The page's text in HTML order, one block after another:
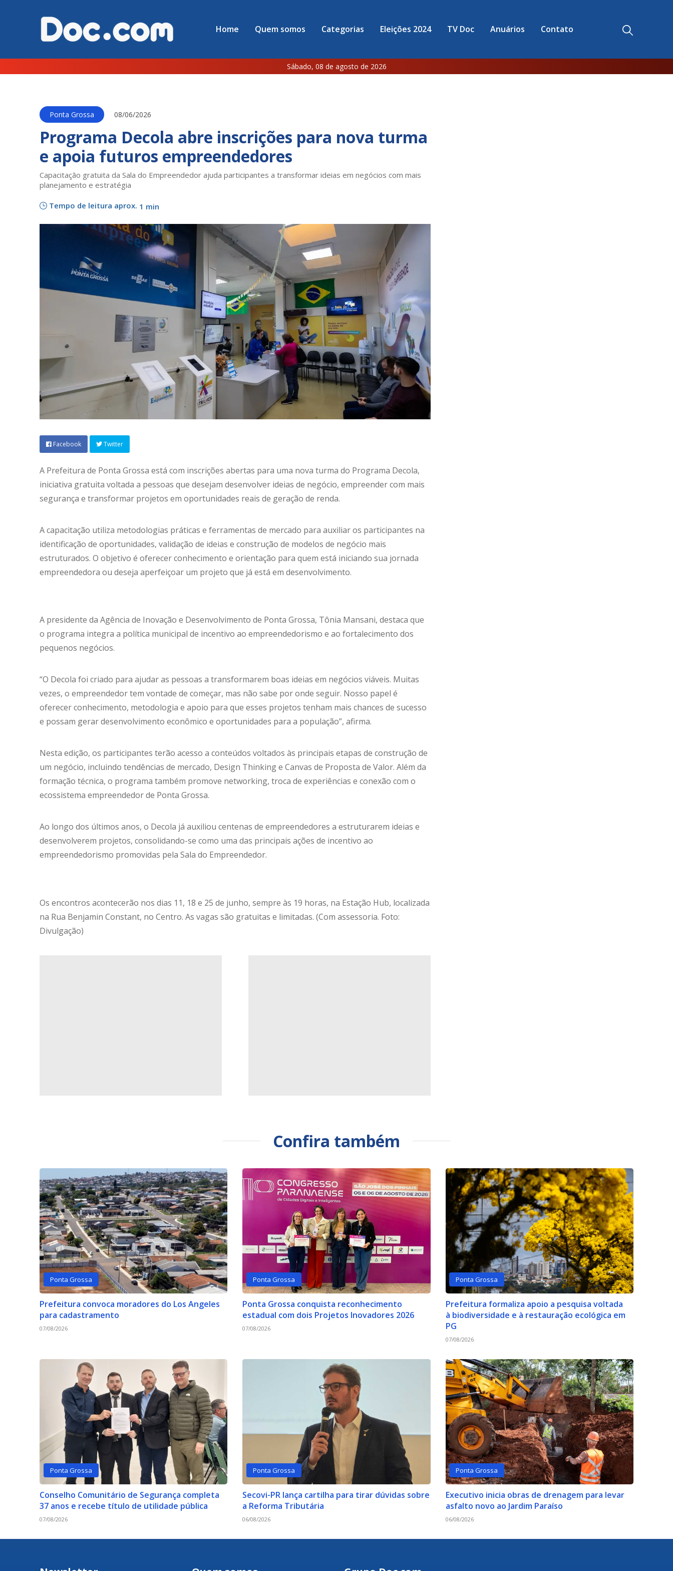
Home Quem somos Categorias Eleições 2024 TV Doc Anuários Contato
Sábado, 08 de agosto de 2026
Ponta Grossa 08/06/2026
Programa Decola abre inscrições para nova turma
e apoia futuros empreendedores
Capacitação gratuita da Sala do Empreendedor ajuda participantes a transformar ideias em negócios com mais
planejamento e estratégia
Tempo de leitura aprox. 1 min
Facebook Twitter
A Prefeitura de Ponta Grossa está com inscrições abertas para uma nova turma do Programa Decola,
iniciativa gratuita voltada a pessoas que desejam desenvolver ideias de negócio, empreender com mais
segurança e transformar projetos em oportunidades reais de geração de renda.
A capacitação utiliza metodologias práticas e ferramentas de mercado para auxiliar os participantes na
identificação de oportunidades, validação de ideias e construção de modelos de negócio mais
estruturados. O objetivo é oferecer conhecimento e orientação para quem está iniciando sua jornada
empreendedora ou deseja aperfeiçoar um projeto que já está em desenvolvimento.
A presidente da Agência de Inovação e Desenvolvimento de Ponta Grossa, Tônia Mansani, destaca que
o programa integra a política municipal de incentivo ao empreendedorismo e ao fortalecimento dos
pequenos negócios.
“O Decola foi criado para ajudar as pessoas a transformarem boas ideias em negócios viáveis. Muitas
vezes, o empreendedor tem vontade de começar, mas não sabe por onde seguir. Nosso papel é
oferecer conhecimento, metodologia e apoio para que esses projetos tenham mais chances de sucesso
e possam gerar desenvolvimento econômico e oportunidades para a população”, afirma.
Nesta edição, os participantes terão acesso a conteúdos voltados às principais etapas de construção de
um negócio, incluindo tendências de mercado, Design Thinking e Canvas de Proposta de Valor. Além da
formação técnica, o programa também promove networking, troca de experiências e conexão com o
ecossistema empreendedor de Ponta Grossa.
Ao longo dos últimos anos, o Decola já auxiliou centenas de empreendedores a estruturarem ideias e
desenvolverem projetos, consolidando-se como uma das principais ações de incentivo ao
empreendedorismo promovidas pela Sala do Empreendedor.
Os encontros acontecerão nos dias 11, 18 e 25 de junho, sempre às 19 horas, na Estação Hub, localizada
na Rua Benjamin Constant, no Centro. As vagas são gratuitas e limitadas. (Com assessoria. Foto:
Divulgação)
Confira também
Ponta Grossa
Prefeitura convoca moradores do Los Angeles
para cadastramento
07/08/2026
Ponta Grossa
Ponta Grossa conquista reconhecimento
estadual com dois Projetos Inovadores 2026
07/08/2026
Ponta Grossa
Prefeitura formaliza apoio a pesquisa voltada
à biodiversidade e à restauração ecológica em
PG
07/08/2026
Ponta Grossa
Conselho Comunitário de Segurança completa
37 anos e recebe título de utilidade pública
07/08/2026
Ponta Grossa
Secovi-PR lança cartilha para tirar dúvidas sobre
a Reforma Tributária
06/08/2026
Ponta Grossa
Executivo inicia obras de drenagem para levar
asfalto novo ao Jardim Paraíso
06/08/2026